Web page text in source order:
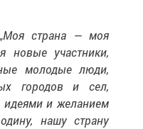
страна — моя
новые участники,
молодые люди,
городов и сел,
и желанием
нашу страну